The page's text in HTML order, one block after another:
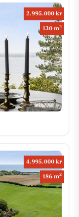
2.995.000 kr
130 m2
4.995.000 kr
186 m2